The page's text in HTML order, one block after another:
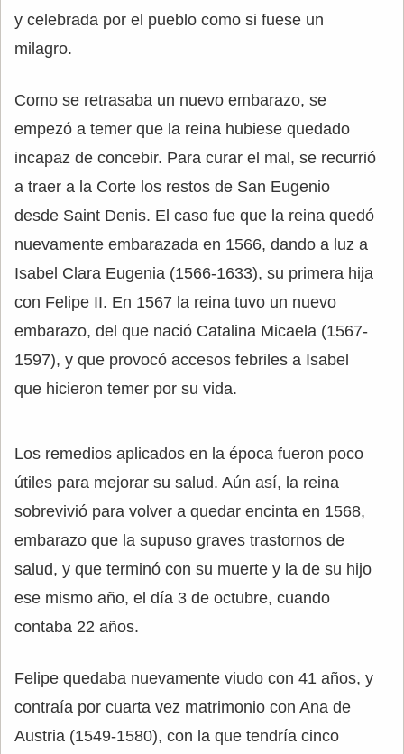
y celebrada por el pueblo como si fuese un
milagro.
Como se retrasaba un nuevo embarazo, se
empezó a temer que la reina hubiese quedado
incapaz de concebir. Para curar el mal, se recurrió
a traer a la Corte los restos de San Eugenio
desde Saint Denis. El caso fue que la reina quedó
nuevamente embarazada en 1566, dando a luz a
Isabel Clara Eugenia (1566-1633), su primera hija
con Felipe II. En 1567 la reina tuvo un nuevo
embarazo, del que nació Catalina Micaela (1567-
1597), y que provocó accesos febriles a Isabel
que hicieron temer por su vida.
Los remedios aplicados en la época fueron poco
útiles para mejorar su salud. Aún así, la reina
sobrevivió para volver a quedar encinta en 1568,
embarazo que la supuso graves trastornos de
salud, y que terminó con su muerte y la de su hijo
ese mismo año, el día 3 de octubre, cuando
contaba 22 años.
Felipe quedaba nuevamente viudo con 41 años, y
contraía por cuarta vez matrimonio con Ana de
Austria (1549-1580), con la que tendría cinco